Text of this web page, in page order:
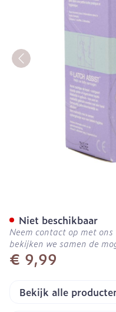
€ 9,99
Niet beschikbaar
Neem contact op met
bekijken we samen de
Bekijk alle